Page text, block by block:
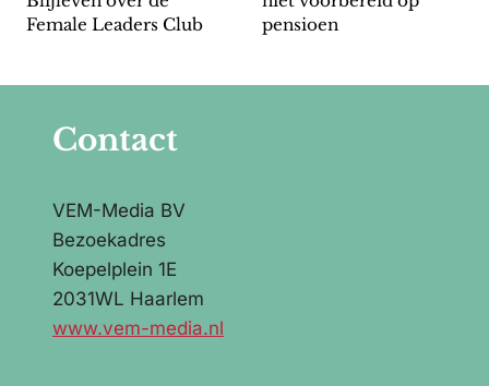
Female Leaders Club
pensioen
Contact
VEM-Media BV
Bezoekadres
Koepelplein 1E
2031WL Haarlem
www.vem-media.nl